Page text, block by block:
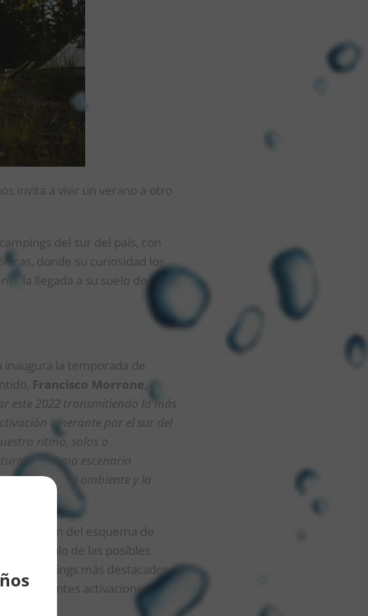
invita a vivir un verano a otro
del sur del país, con
donde su curiosidad los
la llegada a su suelo de
inaugura la temporada de
Francisco Morrone,
este 2022 transmitiendo la más
itinerante por el sur del
ritmo, solos o
como escenario
desde el ambiente y la
del esquema de
obstáculo de las posibles
campings más destacados
de diferentes activaciones,